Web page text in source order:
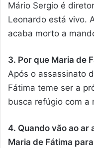
Mário Sergio é
Leonardo está vivo.
acaba morto a
3. Por que Maria de
Após o assassinato
Fátima teme ser a
busca refúgio com a
4. Quando vão ao ar
Maria de Fátima